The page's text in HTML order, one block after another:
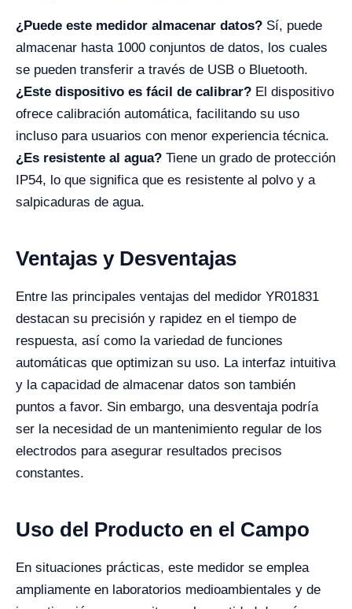
¿Puede este medidor almacenar datos? Sí, puede
almacenar hasta 1000 conjuntos de datos, los cuales
se pueden transferir a través de USB o Bluetooth.
¿Este dispositivo es fácil de calibrar? El dispositivo
ofrece calibración automática, facilitando su uso
incluso para usuarios con menor experiencia técnica.
¿Es resistente al agua? Tiene un grado de protección
IP54, lo que significa que es resistente al polvo y a
salpicaduras de agua.
Ventajas y Desventajas
Entre las principales ventajas del medidor YR01831
destacan su precisión y rapidez en el tiempo de
respuesta, así como la variedad de funciones
automáticas que optimizan su uso. La interfaz intuitiva
y la capacidad de almacenar datos son también
puntos a favor. Sin embargo, una desventaja podría
ser la necesidad de un mantenimiento regular de los
electrodos para asegurar resultados precisos
constantes.
Uso del Producto en el Campo
En situaciones prácticas, este medidor se emplea
ampliamente en laboratorios medioambientales y de